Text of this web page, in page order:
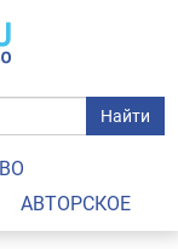
Найти
АВТОРСКОЕ